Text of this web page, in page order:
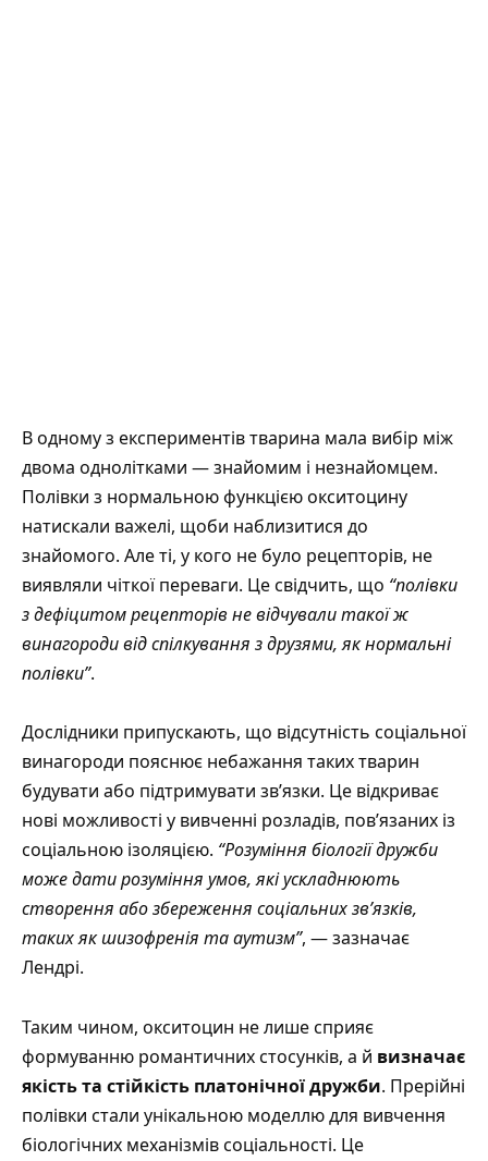
В одному з експериментів тварина мала вибір між
двома однолітками — знайомим і незнайомцем.
Полівки з нормальною функцією окситоцину
натискали важелі, щоби наблизитися до
знайомого. Але ті, у кого не було рецепторів, не
виявляли чіткої переваги. Це свідчить, що “полівки
з дефіцитом рецепторів не відчували такої ж
винагороди від спілкування з друзями, як нормальні
полівки”.
Дослідники припускають, що відсутність соціальної
винагороди пояснює небажання таких тварин
будувати або підтримувати зв’язки. Це відкриває
нові можливості у вивченні розладів, пов’язаних із
соціальною ізоляцією. “Розуміння біології дружби
може дати розуміння умов, які ускладнюють
створення або збереження соціальних зв’язків,
таких як шизофренія та аутизм”, — зазначає
Лендрі.
Таким чином, окситоцин не лише сприяє
формуванню романтичних стосунків, а й визначає
якість та стійкість платонічної дружби. Прерійні
полівки стали унікальною моделлю для вивчення
біологічних механізмів соціальності. Це